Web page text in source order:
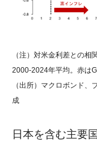
（注）対米金利差との
2000-2024年平均。赤は
（出所）マクロボンド
成
日本を含む主要